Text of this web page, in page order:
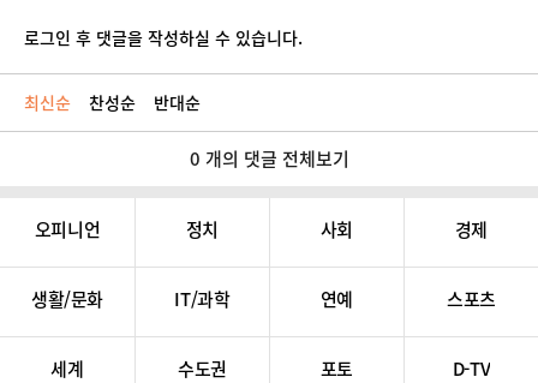
로그인 후 댓글을 작성하실 수 있습니다.
최신순 찬성순 반대순
0 개의 댓글 전체보기
오피니언 정치 사회 경제
생활/문화 IT/과학 연예 스포츠
세계 수도권 포토 D-TV